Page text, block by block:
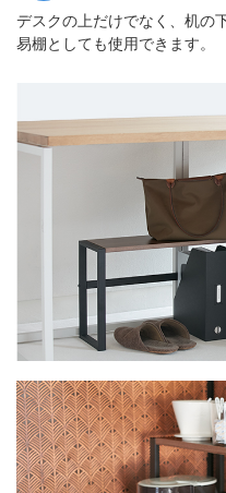
デスクの上だけでなく、机の
易棚としても使用できます。